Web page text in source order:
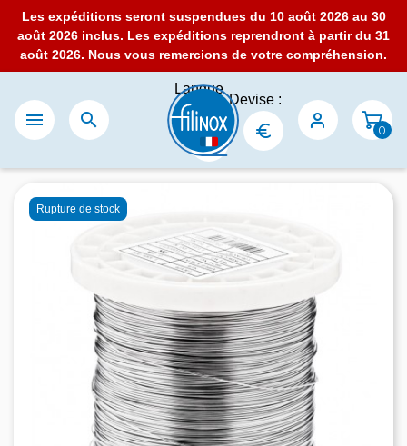
Les expéditions seront suspendues du 10 août 2026 au 30
août 2026 inclus. Les expéditions reprendront à partir du 31
août 2026. Nous vous remercions de votre compréhension.
 
Langue
:
Devise :
0
Rupture de stock